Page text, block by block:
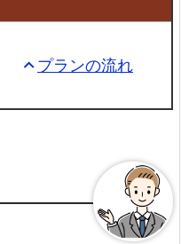
keyboard_arrow_upプランの流れ